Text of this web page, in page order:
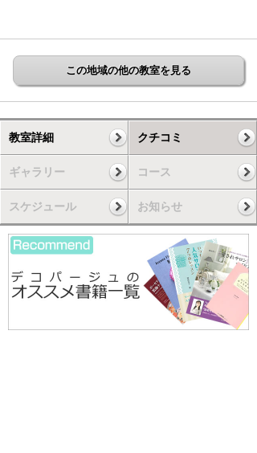
この地域の他の教室を見る
教室詳細 クチコミ
ギャラリー コース
スケジュール お知らせ